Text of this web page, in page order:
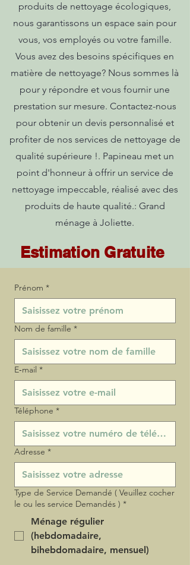
produits de nettoyage écologiques,
nous garantissons un espace sain pour
vous, vos employés ou votre famille.
Vous avez des besoins spécifiques en
matière de nettoyage? Nous sommes là
pour y répondre et vous fournir une
prestation sur mesure. Contactez-nous
pour obtenir un devis personnalisé et
profiter de nos services de nettoyage de
qualité supérieure !. Papineau met un
point d'honneur à offrir un service de
nettoyage impeccable, réalisé avec des
produits de haute qualité.: Grand
ménage à Joliette.
Estimation Gratuite
Prénom *
Nom de famille *
E‑mail *
Téléphone *
Adresse *
Type de Service Demandé ( Veuillez cocher
le ou les service Demandés ) *
Ménage régulier
(hebdomadaire,
bihebdomadaire, mensuel)